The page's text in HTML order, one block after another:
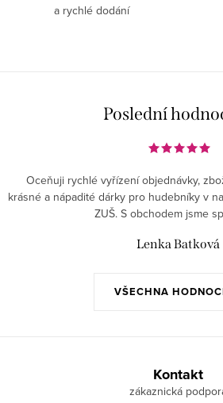
a rychlé dodání
Poslední
VŠECHNA
Oceňuji rychlé vyřízení objednávky,
krásné a nápadité dárky pro hudebníky v
ZUŠ. S obchodem jsme
Lenka Batková
Kontakt